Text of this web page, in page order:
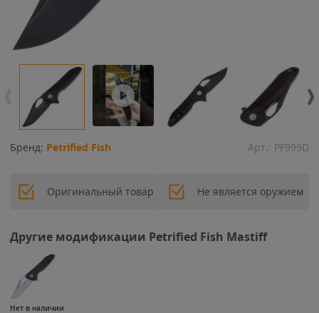
Бренд: Petrified Fish Арт.: PF999D
Оригинальный товар Не является оружием
Другие модификации Petrified Fish Mastiff
Нет в наличии